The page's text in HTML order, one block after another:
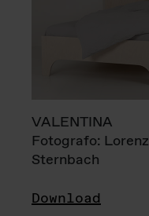
VALENTINA
Fotografo: Lorenz
Sternbach
Download